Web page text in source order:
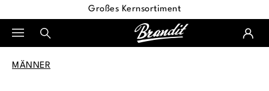
Großes Kernsortiment
MÄNNER